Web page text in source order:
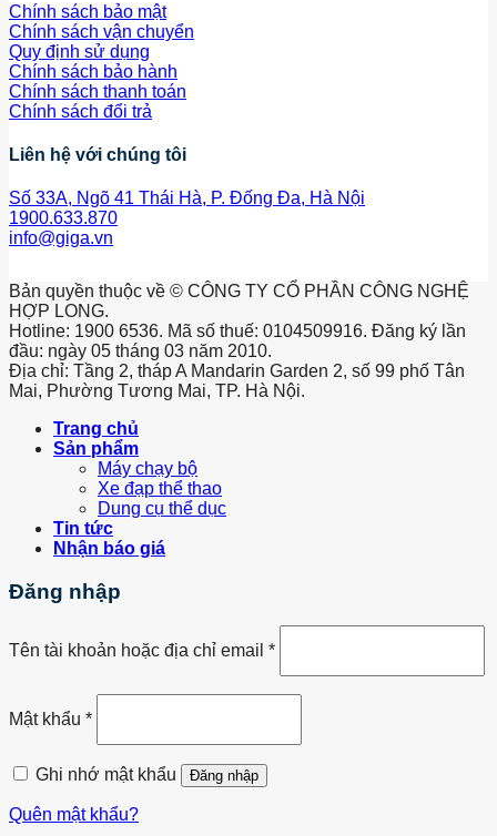
Chính sách bảo mật
Chính sách vận chuyển
Quy định sử dụng
Chính sách bảo hành
Chính sách thanh toán
Chính sách đổi trả
Liên hệ với chúng tôi
Số 33A, Ngõ 41 Thái Hà, P. Đống Đa, Hà Nội
1900.633.870
info@giga.vn
Bản quyền thuộc về © CÔNG TY CỔ PHẦN CÔNG NGHỆ
HỢP LONG.
Hotline: 1900 6536. Mã số thuế: 0104509916. Đăng ký lần
đầu: ngày 05 tháng 03 năm 2010.
Địa chỉ: Tầng 2, tháp A Mandarin Garden 2, số 99 phố Tân
Mai, Phường Tương Mai, TP. Hà Nội.
Trang chủ
Sản phẩm
Máy chạy bộ
Xe đạp thể thao
Dung cụ thể dục
Tin tức
Nhận báo giá
Đăng nhập
Tên tài khoản hoặc địa chỉ email *
Mật khẩu *
Ghi nhớ mật khẩu Đăng nhập
Quên mật khẩu?